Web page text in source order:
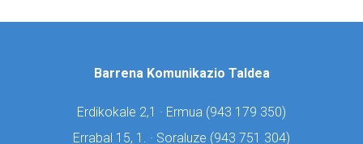
Barrena Komunikazio Taldea
Erdikokale 2,1 · Ermua (943 179 350)
Errabal 15, 1. · Soraluze (943 751 304)